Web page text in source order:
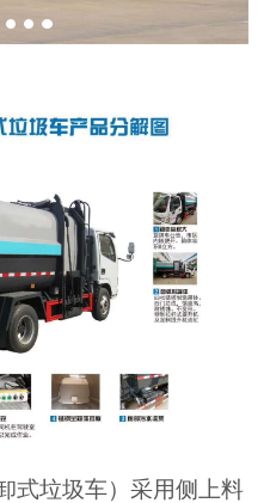
式垃圾车）采用侧上料